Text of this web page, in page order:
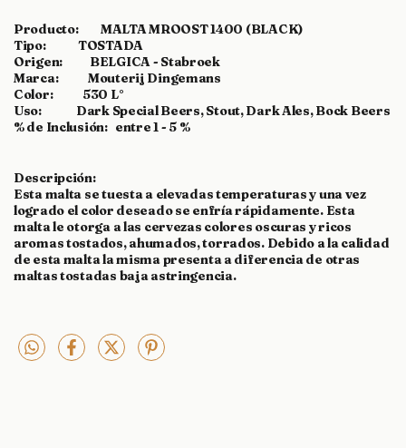
Producto: MALTA MROOST 1400 (BLACK)
Tipo: TOSTADA
Origen: BELGICA - Stabroek
Marca: Mouterij Dingemans
Color: 530 L°
Uso: Dark Special Beers, Stout, Dark Ales, Bock Beers
% de Inclusión: entre 1 - 5 %
Descripción:
Esta malta se tuesta a elevadas temperaturas y una vez
logrado el color deseado se enfría rápidamente. Esta
malta le otorga a las cervezas colores oscuras y ricos
aromas tostados, ahumados, torrados. Debido a la calidad
de esta malta la misma presenta a diferencia de otras
maltas tostadas baja astringencia.